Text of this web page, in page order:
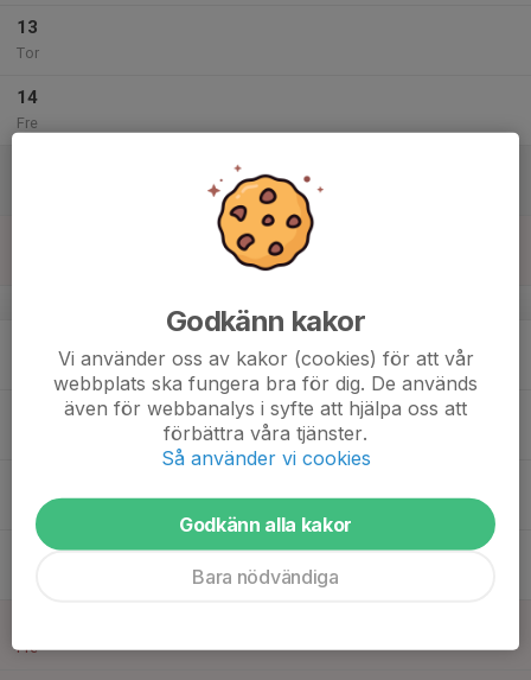
13
Tor
14
Fre
Utomhusträning
Ons
Fre
Godkänn kakor
Vi använder oss av kakor (cookies) för att vår
webbplats ska fungera bra för dig. De används
även för webbanalys i syfte att hjälpa oss att
förbättra våra tjänster.
Så använder vi cookies
Godkänn alla kakor
Bara nödvändiga